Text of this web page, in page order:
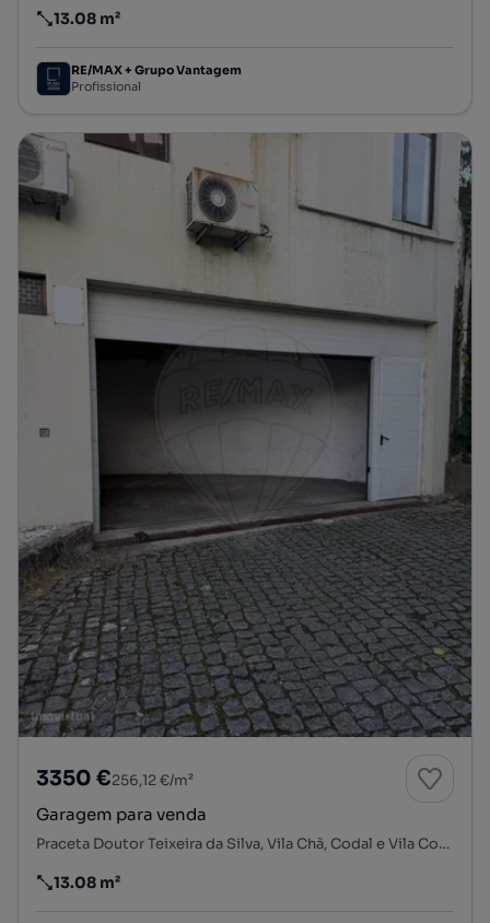
Preço por metro quadrado
13.08 m²
RE/MAX + Grupo Vantagem
Profissional
3350 €256,12 €/m²
Garagem para venda
Praceta Doutor Teixeira da Silva, Vila Chã, Codal e Vila Cova de Perrinho, Vale de Cambra, Aveiro
Preço por metro quadrado
13.08 m²